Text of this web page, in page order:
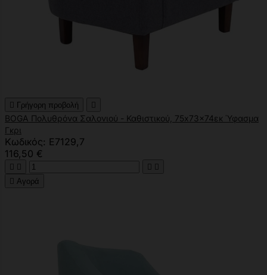
 Γρήγορη προβολή 
BOGA Πολυθρόνα Σαλονιού - Καθιστικού, 75x73x74εκ Ύφασμα
Γκρι
Κωδικός: Ε7129,7
116,50 €
   
 Αγορά